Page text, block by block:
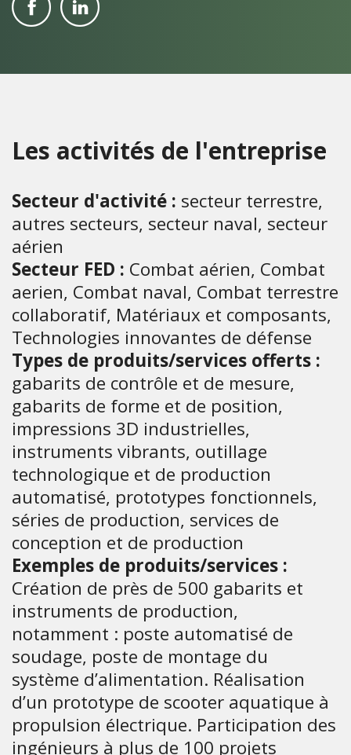
Les activités de l'entreprise
Secteur d'activité : secteur terrestre,
autres secteurs, secteur naval, secteur
aérien
Secteur FED : Combat aérien, Combat
aerien, Combat naval, Combat terrestre
collaboratif, Matériaux et composants,
Technologies innovantes de défense
Types de produits/services offerts :
gabarits de contrôle et de mesure,
gabarits de forme et de position,
impressions 3D industrielles,
instruments vibrants, outillage
technologique et de production
automatisé, prototypes fonctionnels,
séries de production, services de
conception et de production
Exemples de produits/services :
Création de près de 500 gabarits et
instruments de production,
notamment : poste automatisé de
soudage, poste de montage du
système d’alimentation. Réalisation
d’un prototype de scooter aquatique à
propulsion électrique. Participation des
ingénieurs à plus de 100 projets